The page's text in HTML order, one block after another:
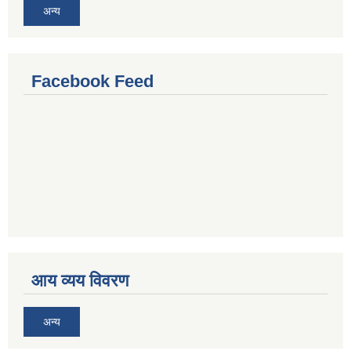
अन्य
Facebook Feed
आय व्यय विवरण
अन्य